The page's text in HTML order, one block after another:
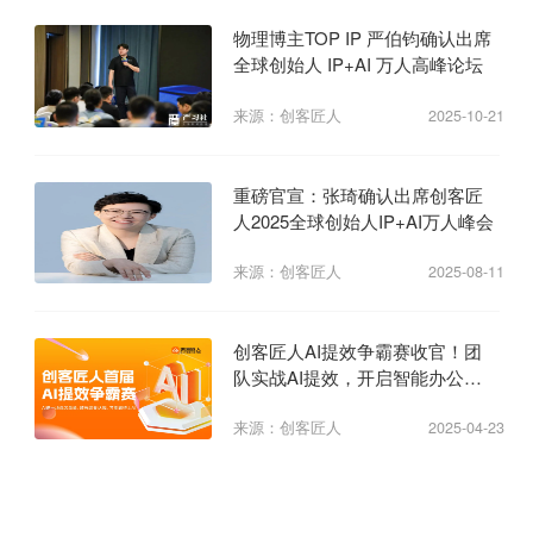
物理博主TOP IP 严伯钧确认出席
全球创始人 IP+AI 万人高峰论坛
来源：创客匠人 2025-10-21
重磅官宣：张琦确认出席创客匠
人2025全球创始人IP+AI万人峰会
来源：创客匠人 2025-08-11
创客匠人AI提效争霸赛收官！团
队实战AI提效，开启智能办公新
来源：创客匠人 2025-04-23